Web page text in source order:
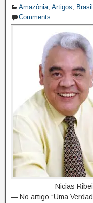
Amazônia, Artigos, Brasil
Comments
Nicias Ribeiro
— No artigo “Uma